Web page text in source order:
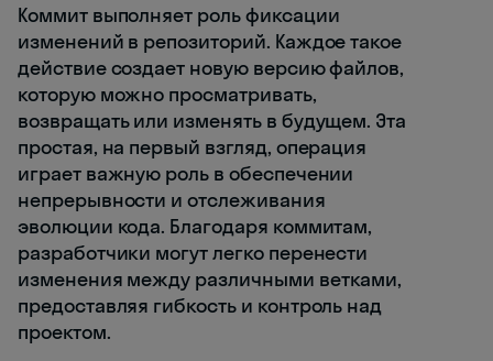
Коммит выполняет роль фиксации
изменений в репозиторий. Каждое такое
действие создает новую версию файлов,
которую можно просматривать,
возвращать или изменять в будущем. Эта
простая, на первый взгляд, операция
играет важную роль в обеспечении
непрерывности и отслеживания
эволюции кода. Благодаря коммитам,
разработчики могут легко перенести
изменения между различными ветками,
предоставляя гибкость и контроль над
проектом.